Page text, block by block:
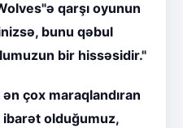
qarşı oyunun
bunu qəbul
bir hissəsidir."
çox maraqlandıran
olduğumuz,